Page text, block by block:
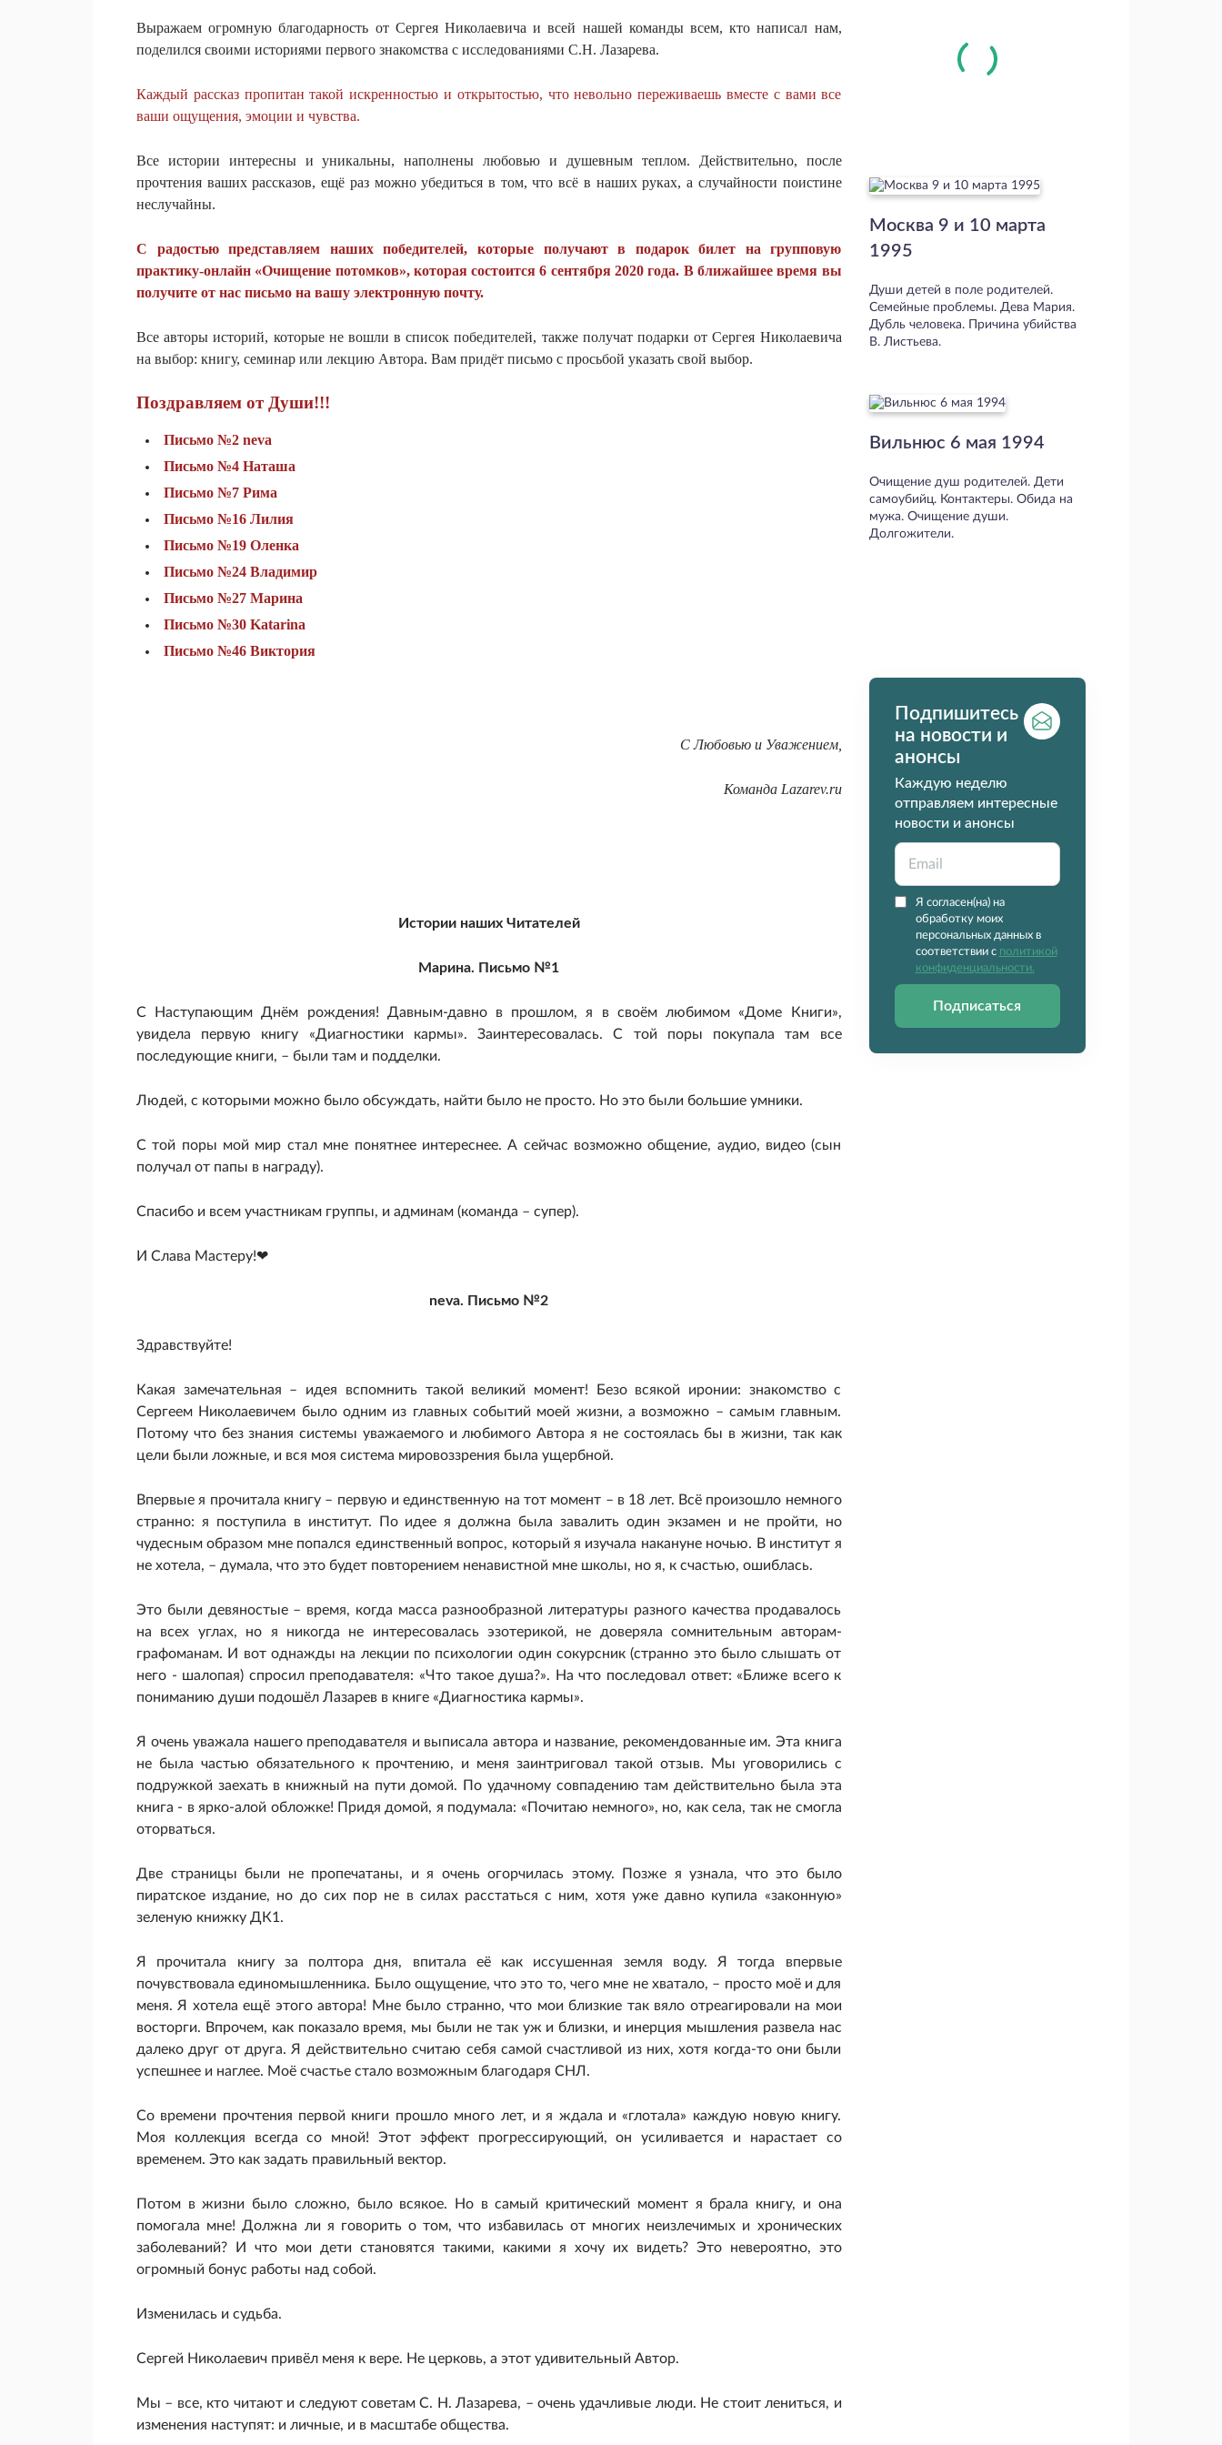
Выражаем огромную благодарность от Сергея Николаевича и всей нашей команды всем, кто написал нам,
поделился своими историями первого знакомства с исследованиями С.Н. Лазарева.
Каждый рассказ пропитан такой искренностью и открытостью, что невольно переживаешь вместе с вами все
ваши ощущения, эмоции и чувства.
Все истории интересны и уникальны, наполнены любовью и душевным теплом. Действительно, после
прочтения ваших рассказов, ещё раз можно убедиться в том, что всё в наших руках, а случайности поистине
неслучайны.
С радостью представляем наших победителей, которые получают в подарок билет на групповую
практику-онлайн «Очищение потомков», которая состоится 6 сентября 2020 года. В ближайшее время вы
получите от нас письмо на вашу электронную почту.
Все авторы историй, которые не вошли в список победителей, также получат подарки от Сергея Николаевича
на выбор: книгу, семинар или лекцию Автора. Вам придёт письмо с просьбой указать свой выбор.
Поздравляем от Души!!!
Письмо №2 neva
Письмо №4 Наташа
Письмо №7 Рима
Письмо №16 Лилия
Письмо №19 Оленка
Письмо №24 Владимир
Письмо №27 Марина
Письмо №30 Katarina
Письмо №46 Виктория
С Любовью и Уважением,
Команда Lazarev.ru
Истории наших Читателей
Марина. Письмо №1
С Наступающим Днём рождения! Давным-давно в прошлом, я в своём любимом «Доме Книги»,
увидела первую книгу «Диагностики кармы». Заинтересовалась. С той поры покупала там все
последующие книги, – были там и подделки.
Людей, с которыми можно было обсуждать, найти было не просто. Но это были большие умники.
С той поры мой мир стал мне понятнее интереснее. А сейчас возможно общение, аудио, видео (сын
получал от папы в награду).
Спасибо и всем участникам группы, и админам (команда – супер).
И Слава Мастеру!❤
neva. Письмо №2
Здравствуйте!
Какая замечательная – идея вспомнить такой великий момент! Безо всякой иронии: знакомство с
Сергеем Николаевичем было одним из главных событий моей жизни, а возможно – самым главным.
Потому что без знания системы уважаемого и любимого Автора я не состоялась бы в жизни, так как
цели были ложные, и вся моя система мировоззрения была ущербной.
Впервые я прочитала книгу – первую и единственную на тот момент – в 18 лет. Всё произошло немного
странно: я поступила в институт. По идее я должна была завалить один экзамен и не пройти, но
чудесным образом мне попался единственный вопрос, который я изучала накануне ночью. В институт я
не хотела, – думала, что это будет повторением ненавистной мне школы, но я, к счастью, ошиблась.
Это были девяностые – время, когда масса разнообразной литературы разного качества продавалось
на всех углах, но я никогда не интересовалась эзотерикой, не доверяла сомнительным авторам-
графоманам. И вот однажды на лекции по психологии один сокурсник (странно это было слышать от
него - шалопая) спросил преподавателя: «Что такое душа?». На что последовал ответ: «Ближе всего к
пониманию души подошёл Лазарев в книге «Диагностика кармы».
Я очень уважала нашего преподавателя и выписала автора и название, рекомендованные им. Эта книга
не была частью обязательного к прочтению, и меня заинтриговал такой отзыв. Мы уговорились с
подружкой заехать в книжный на пути домой. По удачному совпадению там действительно была эта
книга - в ярко-алой обложке! Придя домой, я подумала: «Почитаю немного», но, как села, так не смогла
оторваться.
Две страницы были не пропечатаны, и я очень огорчилась этому. Позже я узнала, что это было
пиратское издание, но до сих пор не в силах расстаться с ним, хотя уже давно купила «законную»
зеленую книжку ДК1.
Я прочитала книгу за полтора дня, впитала её как иссушенная земля воду. Я тогда впервые
почувствовала единомышленника. Было ощущение, что это то, чего мне не хватало, – просто моё и для
меня. Я хотела ещё этого автора! Мне было странно, что мои близкие так вяло отреагировали на мои
восторги. Впрочем, как показало время, мы были не так уж и близки, и инерция мышления развела нас
далеко друг от друга. Я действительно считаю себя самой счастливой из них, хотя когда-то они были
успешнее и наглее. Моё счастье стало возможным благодаря СНЛ.
Со времени прочтения первой книги прошло много лет, и я ждала и «глотала» каждую новую книгу.
Моя коллекция всегда со мной! Этот эффект прогрессирующий, он усиливается и нарастает со
временем. Это как задать правильный вектор.
Потом в жизни было сложно, было всякое. Но в самый критический момент я брала книгу, и она
помогала мне! Должна ли я говорить о том, что избавилась от многих неизлечимых и хронических
заболеваний? И что мои дети становятся такими, какими я хочу их видеть? Это невероятно, это
огромный бонус работы над собой.
Изменилась и судьба.
Сергей Николаевич привёл меня к вере. Не церковь, а этот удивительный Автор.
Мы – все, кто читают и следуют советам С. Н. Лазарева, – очень удачливые люди. Не стоит лениться, и
изменения наступят: и личные, и в масштабе общества.
Москва 9 и 10 марта
1995
Души детей в поле родителей.
Семейные проблемы. Дева Мария.
Дубль человека. Причина убийства
В. Листьева.
Вильнюс 6 мая 1994
Очищение душ родителей. Дети
самоубийц. Контактеры. Обида на
мужа. Очищение души.
Долгожители.
Подпишитесь
на новости и
анонсы
Каждую неделю
отправляем интересные
новости и анонсы
Я согласен(на) на
обработку моих
персональных данных в
соответствии с политикой
конфиденциальности.
Подписаться